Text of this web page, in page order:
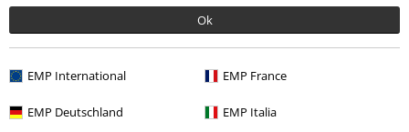
Ok
EMP International EMP France
EMP Deutschland EMP Italia